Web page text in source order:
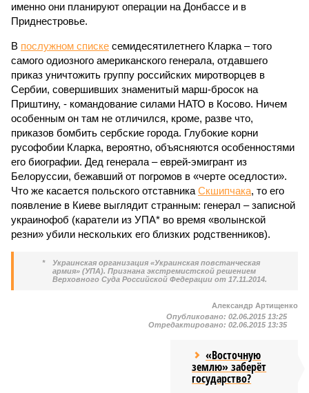
именно они планируют операции на Донбассе и в
Приднестровье.
В послужном списке семидесятилетнего Кларка – того
самого одиозного американского генерала, отдавшего
приказ уничтожить группу российских миротворцев в
Сербии, совершивших знаменитый марш-бросок на
Приштину, - командование силами НАТО в Косово. Ничем
особенным он там не отличился, кроме, разве что,
приказов бомбить сербские города. Глубокие корни
русофобии Кларка, вероятно, объясняются особенностями
его биографии. Дед генерала – еврей-эмигрант из
Белоруссии, бежавший от погромов в «черте оседлости».
Что же касается польского отставника Скшипчака, то его
появление в Киеве выглядит странным: генерал – записной
украинофоб (каратели из УПА* во время «волынской
резни» убили нескольких его близких родственников).
*
Украинская организация «Украинская повстанческая
армия» (УПА). Признана экстремистской решением
Верховного Суда Российской Федерации от 17.11.2014.
Александр Артищенко
Опубликовано: 02.06.2015 13:25
Отредактировано: 02.06.2015 13:35
«Восточную
землю» заберёт
государство?